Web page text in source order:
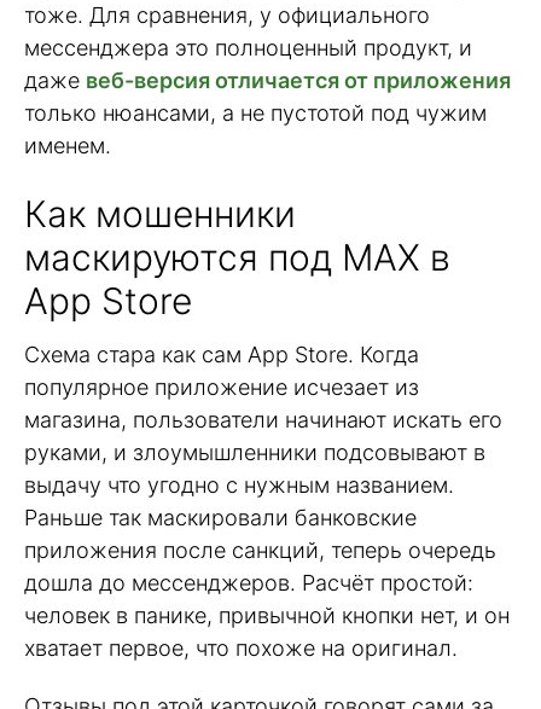
тоже. Для сравнения, у официального
мессенджера это полноценный продукт, и
даже веб-версия отличается от приложения
только нюансами, а не пустотой под чужим
именем.
Как мошенники
маскируются под MAX в
App Store
Схема стара как сам App Store. Когда
популярное приложение исчезает из
магазина, пользователи начинают искать его
руками, и злоумышленники подсовывают в
выдачу что угодно с нужным названием.
Раньше так маскировали банковские
приложения после санкций, теперь очередь
дошла до мессенджеров. Расчёт простой:
человек в панике, привычной кнопки нет, и он
хватает первое, что похоже на оригинал.